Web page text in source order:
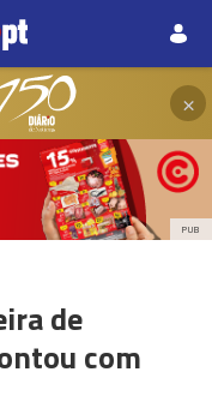
×
PUB
de
com